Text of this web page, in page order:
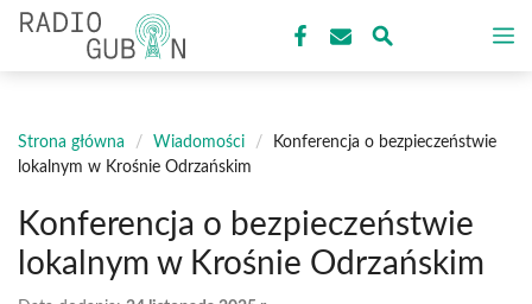
Przejdź
treści
Strona główna / Wiadomości /
Konferencja o bezpieczeństwie
lokalnym w Krośnie Odrzańskim
Konferencja o bezpieczeństwie
lokalnym w Krośnie Odrzańskim